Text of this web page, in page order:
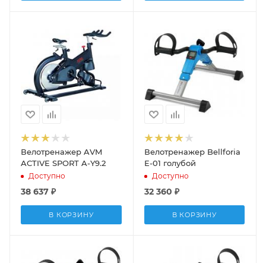
Велотренажер AVM
ACTIVE SPORT A-Y9.2
Доступно
38 637 ₽
В КОРЗИНУ
Велотренажер Bellforia
E-01 голубой
Доступно
32 360 ₽
В КОРЗИНУ